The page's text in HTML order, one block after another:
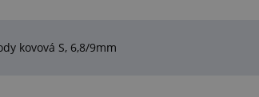
kovová S, 6,8/9mm